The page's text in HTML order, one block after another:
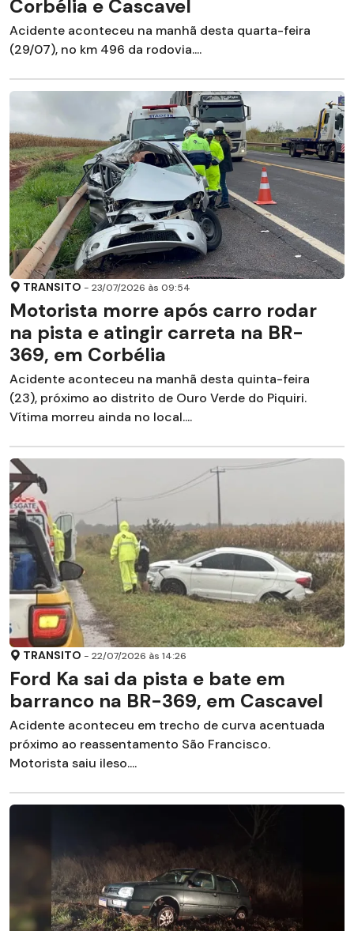
Corbélia e Cascavel
Acidente aconteceu na manhã desta quarta-feira
(29/07), no km 496 da rodovia....
TRANSITO - 23/07/2026 às 09:54
Motorista morre após carro rodar
na pista e atingir carreta na BR-
369, em Corbélia
Acidente aconteceu na manhã desta quinta-feira
(23), próximo ao distrito de Ouro Verde do Piquiri.
Vítima morreu ainda no local....
TRANSITO - 22/07/2026 às 14:26
Ford Ka sai da pista e bate em
barranco na BR-369, em Cascavel
Acidente aconteceu em trecho de curva acentuada
próximo ao reassentamento São Francisco.
Motorista saiu ileso....